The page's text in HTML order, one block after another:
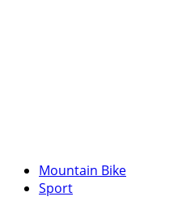
Mountain Bike
Sport